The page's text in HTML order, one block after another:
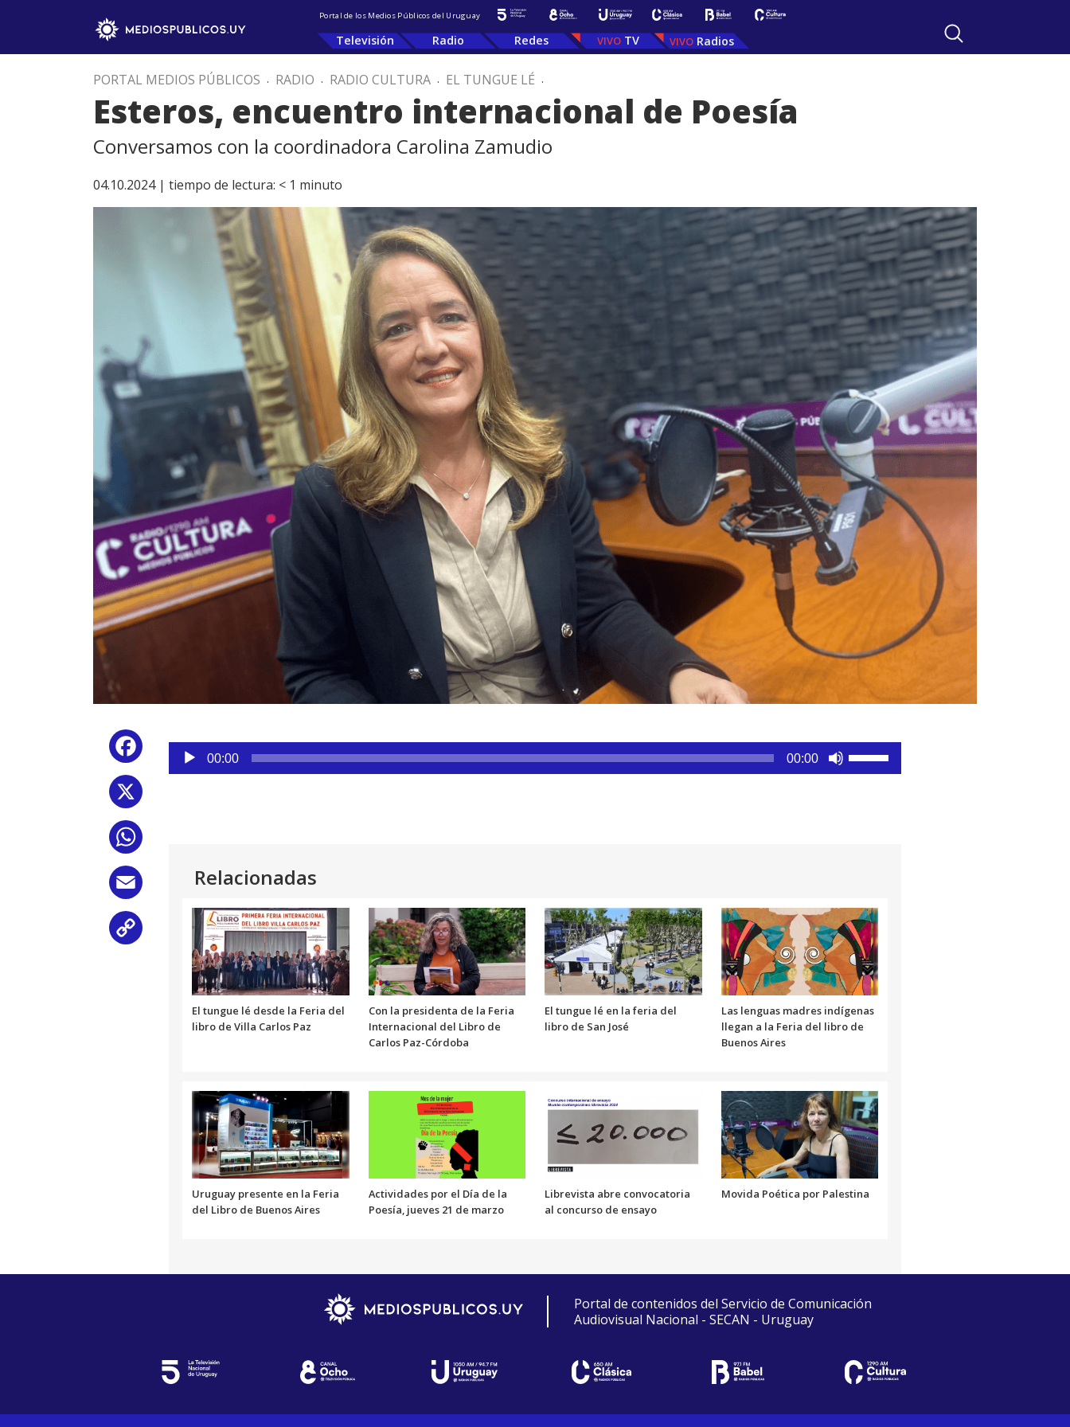
Portal de los Medios Públicos del Uruguay
Televisión Radio Redes TV Radios
PORTAL MEDIOS PÚBLICOS . RADIO . RADIO CULTURA . EL TUNGUE LÉ .
Esteros, encuentro internacional de Poesía
Conversamos con la coordinadora Carolina Zamudio
04.10.2024 | tiempo de lectura: < 1 minuto
Facebook
Reproductor
audio
00:00 00:00
disminuir
el
volumen.
Relacionadas
El tungue lé desde la Feria del
libro de Villa Carlos Paz
Con la presidenta de la Feria
Internacional del Libro de
Carlos Paz-Córdoba
El tungue lé en la feria del
libro de San José
Las lenguas madres indígenas
llegan a la Feria del libro de
Buenos Aires
Uruguay presente en la Feria
del Libro de Buenos Aires
Actividades por el Día de la
Poesía, jueves 21 de marzo
Librevista abre convocatoria
al concurso de ensayo
Movida Poética por Palestina
Portal de contenidos del Servicio de Comunicación
Audiovisual Nacional - SECAN - Uruguay